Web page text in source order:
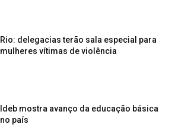
Rio: delegacias terão sala especial para
mulheres vítimas de violência
Ideb mostra avanço da educação básica
no país